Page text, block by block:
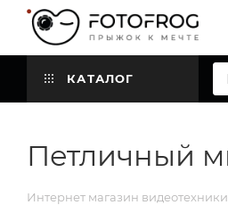
КАТАЛОГ
Петличный
Интернет магазин видеотехники